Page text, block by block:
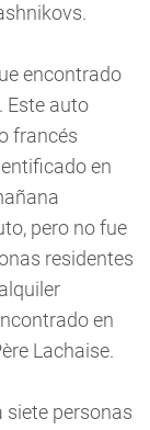
encontrado
Este auto
francés
en
pero no fue
residentes
en
Lachaise.
siete personas